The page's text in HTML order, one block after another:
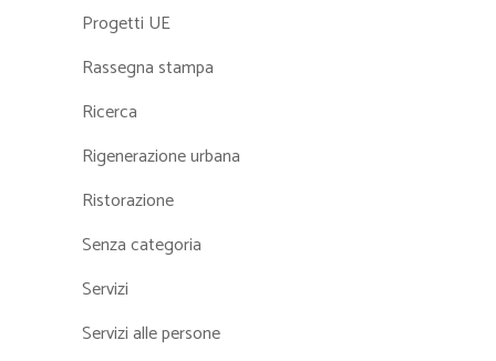
Progetti UE
Rassegna stampa
Ricerca
Rigenerazione urbana
Ristorazione
Senza categoria
Servizi
Servizi alle persone